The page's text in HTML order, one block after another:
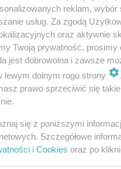
Czy
reklam,
usług. Za zgodą
oraz aktywnie
Twoją prywatność, prosimy
jest dobrowolna i zawsze
lewym dolnym rogu strony
prawo sprzeciwić się
się z poniższymi
Szczegółowe
i Cookies oraz po